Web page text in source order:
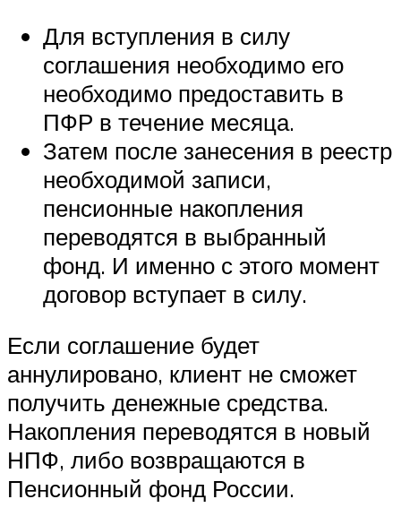
Для вступления в силу
соглашения необходимо его
необходимо предоставить в
ПФР в течение месяца.
Затем после занесения в реестр
необходимой записи,
пенсионные накопления
переводятся в выбранный
фонд. И именно с этого момент
договор вступает в силу.
Если соглашение будет
аннулировано, клиент не сможет
получить денежные средства.
Накопления переводятся в новый
НПФ, либо возвращаются в
Пенсионный фонд России.